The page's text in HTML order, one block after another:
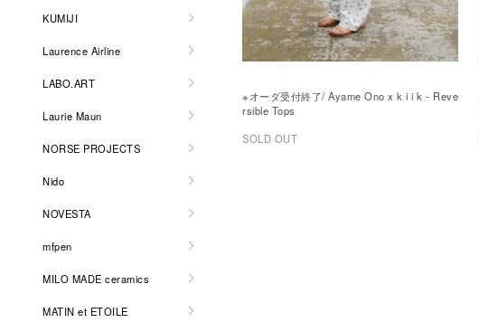
※オーダ受付終了/ Ayame Ono x k i i k - Reve
rsible Tops
SOLD OUT
KUMIJI
Laurence Airline
LABO.ART
Laurie Maun
NORSE PROJECTS
Nido
NOVESTA
mfpen
MILO MADE ceramics
MATIN et ETOILE